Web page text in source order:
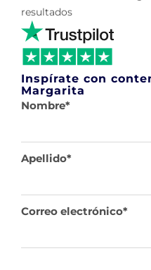
resultados
Inspírate con
Margarita
Nombre*
Apellido*
Correo electrónico*